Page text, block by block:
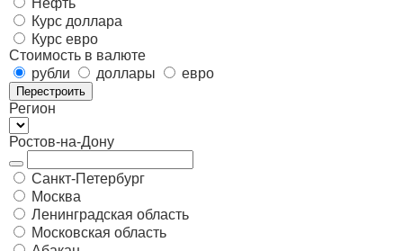
Нефть
Курс доллара
Курс евро
Стоимость в валюте
рубли
доллары евро
Перестроить
Регион
Ростов-на-Дону
Санкт-Петербург
Москва
Ленинградская область
Московская область